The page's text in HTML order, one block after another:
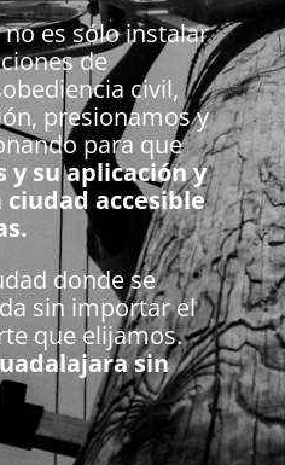
es sólo instalar
de
civil,
presionamos y
para que
y su aplicación y
accesible
donde se
sin importar el
que elijamos.
sin